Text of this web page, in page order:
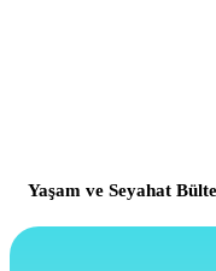
Yaşam ve Seyahat